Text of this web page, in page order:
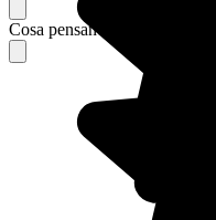
Cosa pensano i nostri